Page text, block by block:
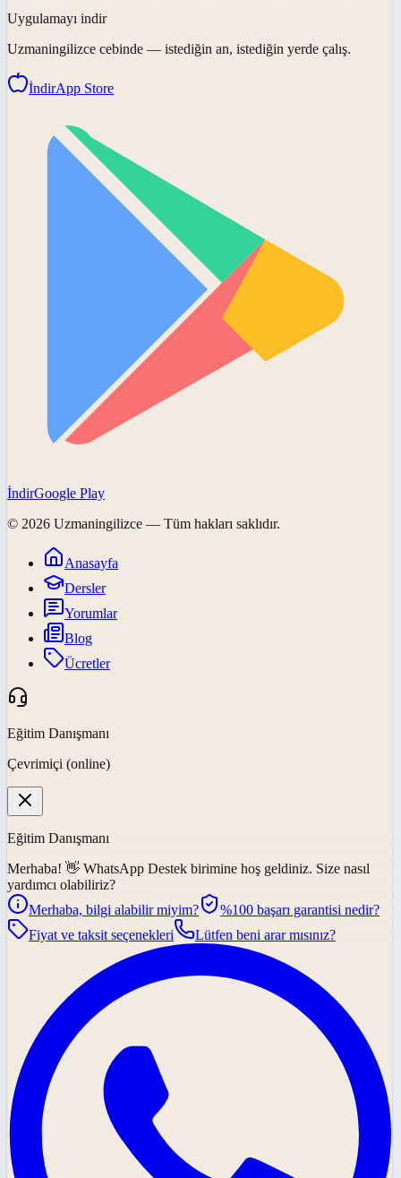
Uygulamayı indir
Uzmaningilizce cebinde — istediğin an, istediğin yerde çalış.
İndirApp Store
İndirGoogle Play
© 2026 Uzmaningilizce — Tüm hakları saklıdır.
Anasayfa
Dersler
Yorumlar
Blog
Ücretler
Eğitim Danışmanı
Çevrimiçi (online)
Eğitim Danışmanı
Merhaba! 👋 WhatsApp Destek birimine hoş geldiniz. Size nasıl
yardımcı olabiliriz?
Merhaba, bilgi alabilir miyim?
%100 başarı garantisi nedir?
Fiyat ve taksit seçenekleri
Lütfen beni arar mısınız?